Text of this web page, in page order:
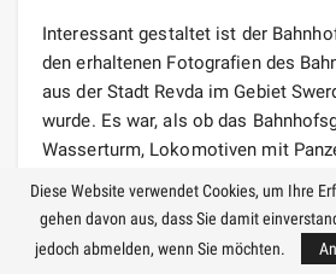
Interessant gestaltet ist der
den erhaltenen Fotografien des
aus der Stadt Revda im Gebiet
wurde. Es war, als ob das
Wasserturm, Lokomotiven mit
Bahnsteige und gepanzerte
erhielten. Die Ausstellung ist mit
aus der Kriegszeit mit allen
Diese Website verwendet Cookies, um Ihre
gehen davon aus, dass Sie damit
jedoch abmelden, wenn Sie möchten.